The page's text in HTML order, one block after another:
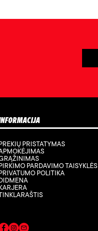
PRISTATYMAS
PARDAVIMO TAISYKLĖS
POLITIKA